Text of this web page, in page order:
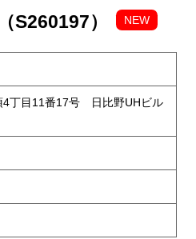
） NEW
丁目11番17号 日比野UHビル